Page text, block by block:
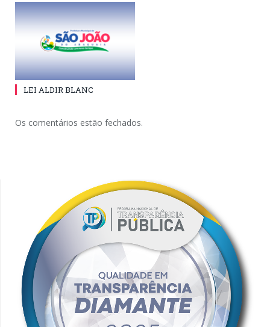
LEI ALDIR BLANC
Os comentários estão fechados.